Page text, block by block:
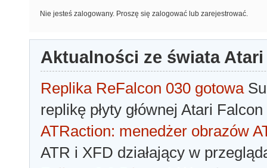
Nie jesteś zalogowany. Proszę się zalogować lub zarejestrować.
Aktualności ze świata Atari
Replika ReFalcon 030 gotowa
replikę płyty głównej Atari
ATRaction: menedżer obrazów
ATR i XFD działający w